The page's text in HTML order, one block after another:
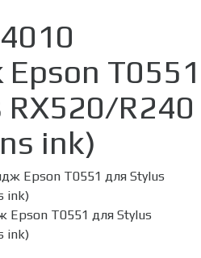
T0551
R240
ink)
Epson T0551 для Stylus
ink)